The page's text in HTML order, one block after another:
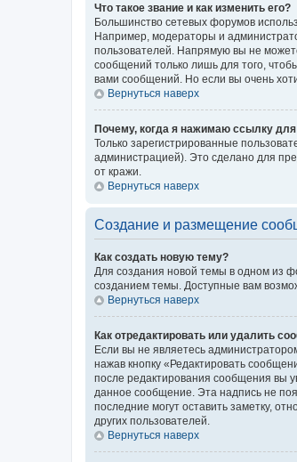
Что такое звание и как изменить его?
Большинство сетевых форумов
Например, модераторы и
пользователей. Напрямую вы не
сообщений только лишь для того,
вами сообщений. Но если вы очень
Вернуться наверх
Почему, когда я нажимаю ссылку для
Только зарегистрированные
администрацией). Это сделано для
от кражи.
Вернуться наверх
Создание и размещение
Как создать новую тему?
Для создания новой темы в одном из
созданием темы. Доступные вам
Вернуться наверх
Как отредактировать или удалить
Если вы не являетесь
нажав кнопку «Редактировать
после редактирования сообщения вы
данное сообщение. Эта надпись не
последние могут оставить заметку,
других пользователей.
Вернуться наверх